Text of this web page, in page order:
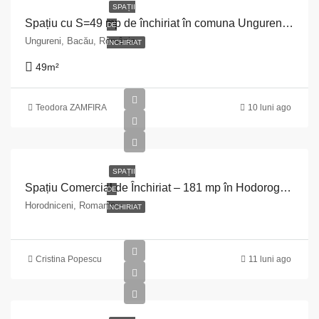
SPAȚII
DE
ÎNCHIRIAT
Spațiu cu S=49 mp de închiriat în comuna Ungureni, str. Principală, bl. 3, sc.A, parter , jud. Bacau
Ungureni, Bacău, România
49m²
Teodora ZAMFIRA 10 luni ago
SPAȚII
DE
ÎNCHIRIAT
Spațiu Comercial de Închiriat – 181 mp în Hodorogeni, Suceava
Horodniceni, Romania
Cristina Popescu 11 luni ago